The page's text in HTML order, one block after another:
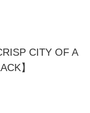
CITY OF A
】